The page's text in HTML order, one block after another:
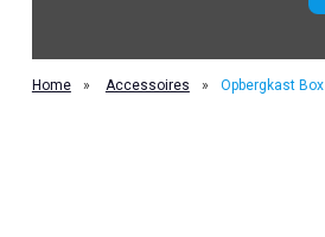
Home » Accessoires » Opbergkast Box